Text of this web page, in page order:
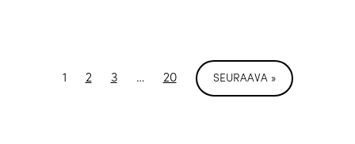
1 2 3 … 20 SEURAAVA »